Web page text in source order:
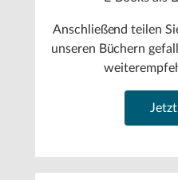
Anschließend teilen
unseren Büchern